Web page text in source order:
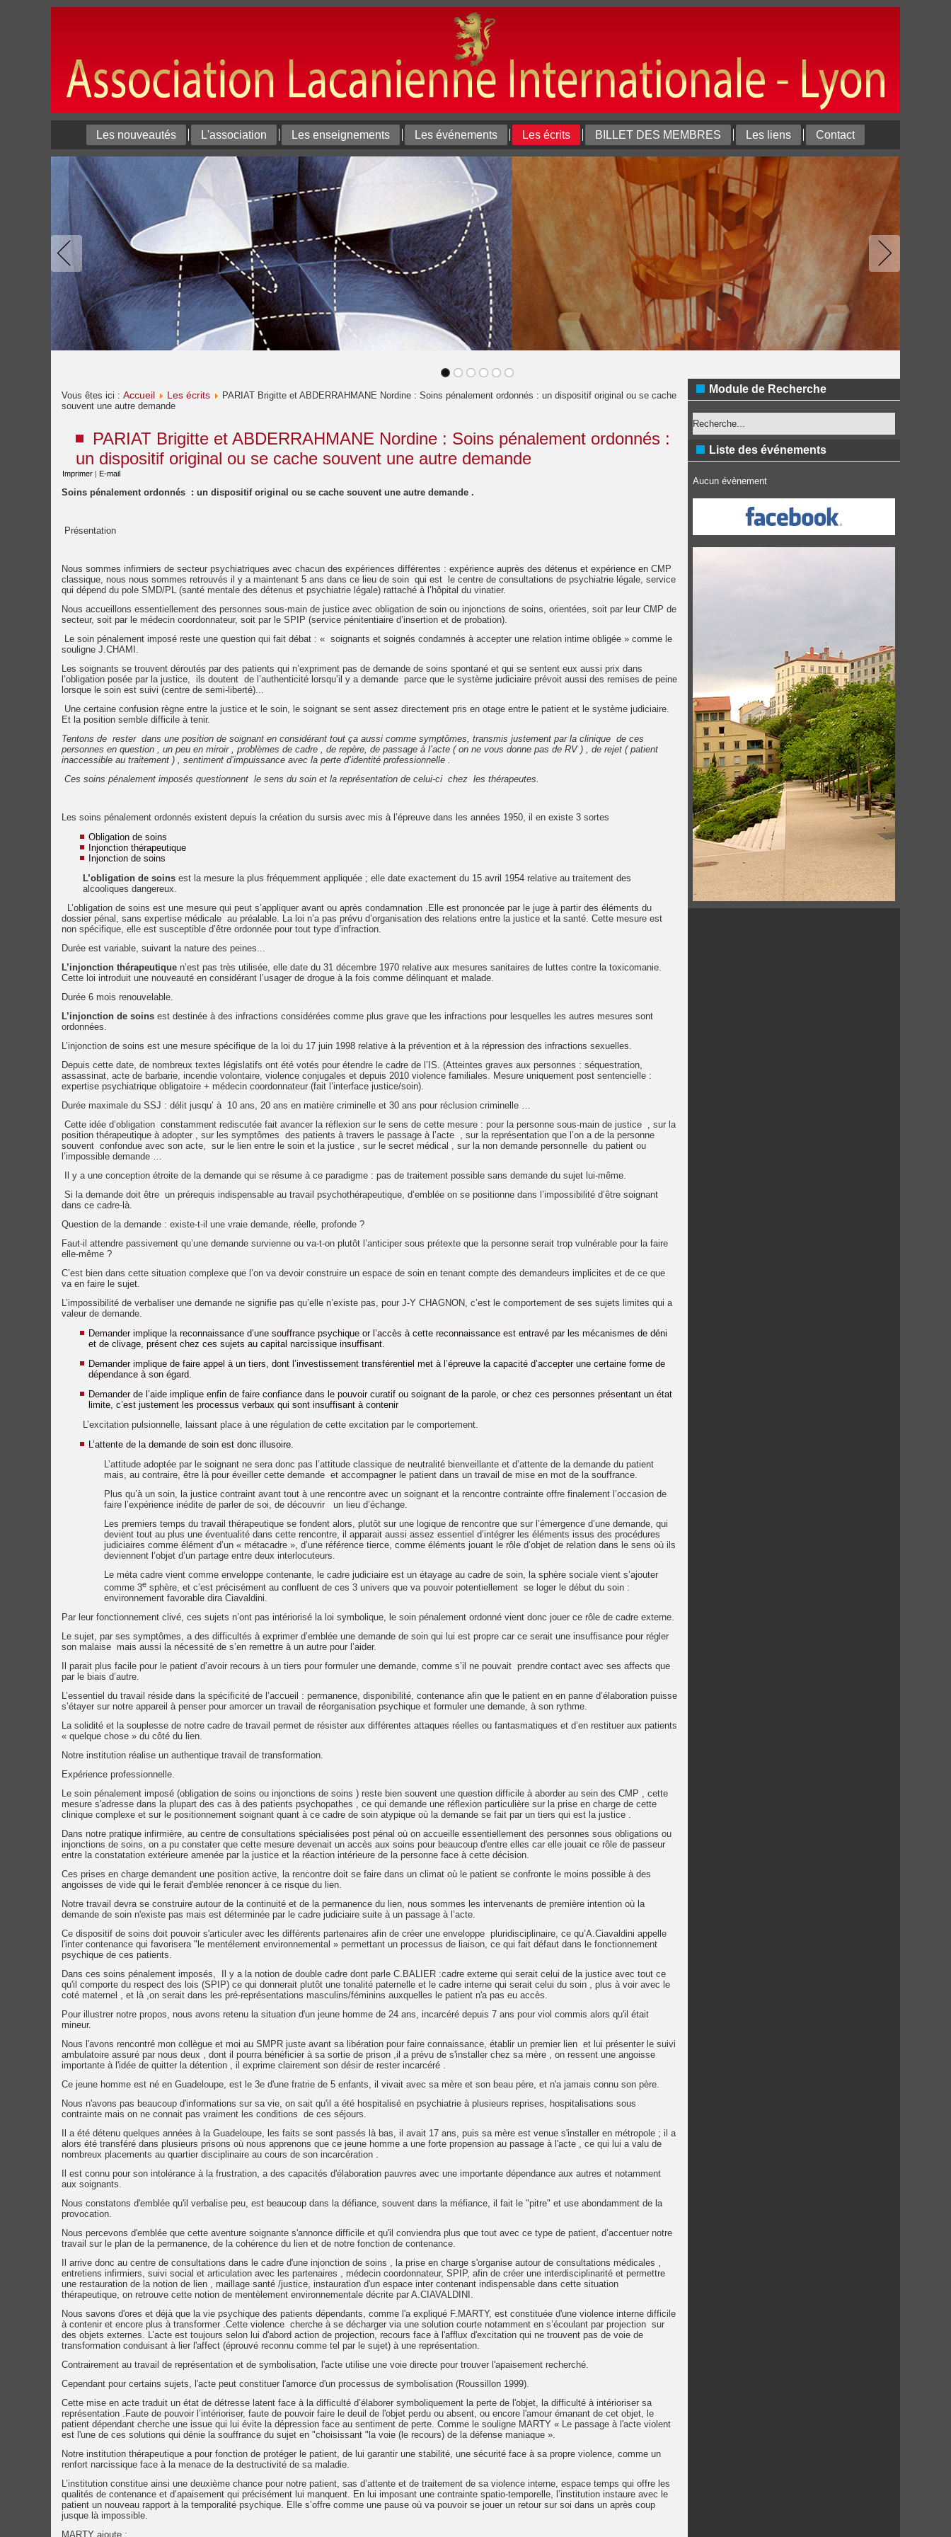
Les nouveautés L'association Les enseignements Les événements Les écrits BILLET DES MEMBRES Les liens Contact
Vous êtes ici : Accueil Les écrits
PARIAT Brigitte et ABDERRAHMANE Nordine : Soins pénalement ordonnés : un dispositif original ou se cache
souvent une autre demande
PARIAT Brigitte et ABDERRAHMANE Nordine : Soins pénalement ordonnés :
un dispositif original ou se cache souvent une autre demande
Imprimer | E-mail
Soins pénalement ordonnés : un dispositif original ou se cache souvent une autre demande .
Présentation
Nous sommes infirmiers de secteur psychiatriques avec chacun des expériences différentes : expérience auprès des détenus et expérience en CMP
classique, nous nous sommes retrouvés il y a maintenant 5 ans dans ce lieu de soin qui est le centre de consultations de psychiatrie légale, service
qui dépend du pole SMD/PL (santé mentale des détenus et psychiatrie légale) rattaché à l’hôpital du vinatier.
Nous accueillons essentiellement des personnes sous-main de justice avec obligation de soin ou injonctions de soins, orientées, soit par leur CMP de
secteur, soit par le médecin coordonnateur, soit par le SPIP (service pénitentiaire d’insertion et de probation).
Le soin pénalement imposé reste une question qui fait débat : « soignants et soignés condamnés à accepter une relation intime obligée » comme le
souligne J.CHAMI.
Les soignants se trouvent déroutés par des patients qui n’expriment pas de demande de soins spontané et qui se sentent eux aussi prix dans
l’obligation posée par la justice, ils doutent de l’authenticité lorsqu’il y a demande parce que le système judiciaire prévoit aussi des remises de peine
lorsque le soin est suivi (centre de semi-liberté)...
Une certaine confusion règne entre la justice et le soin, le soignant se sent assez directement pris en otage entre le patient et le système judiciaire.
Et la position semble difficile à tenir.
Tentons de rester dans une position de soignant en considérant tout ça aussi comme symptômes, transmis justement par la clinique de ces
personnes en question , un peu en miroir , problèmes de cadre , de repère, de passage à l’acte ( on ne vous donne pas de RV ) , de rejet ( patient
inaccessible au traitement ) , sentiment d’impuissance avec la perte d’identité professionnelle .
Ces soins pénalement imposés questionnent le sens du soin et la représentation de celui-ci chez les thérapeutes.
Les soins pénalement ordonnés existent depuis la création du sursis avec mis à l’épreuve dans les années 1950, il en existe 3 sortes
Obligation de soins
Injonction thérapeutique
Injonction de soins
L’obligation de soins est la mesure la plus fréquemment appliquée ; elle date exactement du 15 avril 1954 relative au traitement des
alcooliques dangereux.
L’obligation de soins est une mesure qui peut s’appliquer avant ou après condamnation .Elle est prononcée par le juge à partir des éléments du
dossier pénal, sans expertise médicale au préalable. La loi n’a pas prévu d’organisation des relations entre la justice et la santé. Cette mesure est
non spécifique, elle est susceptible d’être ordonnée pour tout type d’infraction.
Durée est variable, suivant la nature des peines...
L’injonction thérapeutique n’est pas très utilisée, elle date du 31 décembre 1970 relative aux mesures sanitaires de luttes contre la toxicomanie.
Cette loi introduit une nouveauté en considérant l’usager de drogue à la fois comme délinquant et malade.
Durée 6 mois renouvelable.
L’injonction de soins est destinée à des infractions considérées comme plus grave que les infractions pour lesquelles les autres mesures sont
ordonnées.
L’injonction de soins est une mesure spécifique de la loi du 17 juin 1998 relative à la prévention et à la répression des infractions sexuelles.
Depuis cette date, de nombreux textes législatifs ont été votés pour étendre le cadre de l’IS. (Atteintes graves aux personnes : séquestration,
assassinat, acte de barbarie, incendie volontaire, violence conjugales et depuis 2010 violence familiales. Mesure uniquement post sentencielle :
expertise psychiatrique obligatoire + médecin coordonnateur (fait l’interface justice/soin).
Durée maximale du SSJ : délit jusqu’ à 10 ans, 20 ans en matière criminelle et 30 ans pour réclusion criminelle …
Cette idée d’obligation constamment rediscutée fait avancer la réflexion sur le sens de cette mesure : pour la personne sous-main de justice , sur la
position thérapeutique à adopter , sur les symptômes des patients à travers le passage à l’acte , sur la représentation que l’on a de la personne
souvent confondue avec son acte, sur le lien entre le soin et la justice , sur le secret médical , sur la non demande personnelle du patient ou
l’impossible demande …
Il y a une conception étroite de la demande qui se résume à ce paradigme : pas de traitement possible sans demande du sujet lui-même.
Si la demande doit être un prérequis indispensable au travail psychothérapeutique, d’emblée on se positionne dans l’impossibilité d’être soignant
dans ce cadre-là.
Question de la demande : existe-t-il une vraie demande, réelle, profonde ?
Faut-il attendre passivement qu’une demande survienne ou va-t-on plutôt l’anticiper sous prétexte que la personne serait trop vulnérable pour la faire
elle-même ?
C’est bien dans cette situation complexe que l’on va devoir construire un espace de soin en tenant compte des demandeurs implicites et de ce que
va en faire le sujet.
L’impossibilité de verbaliser une demande ne signifie pas qu’elle n’existe pas, pour J-Y CHAGNON, c’est le comportement de ses sujets limites qui a
valeur de demande.
Demander implique la reconnaissance d’une souffrance psychique or l’accès à cette reconnaissance est entravé par les mécanismes de déni
et de clivage, présent chez ces sujets au capital narcissique insuffisant.
Demander implique de faire appel à un tiers, dont l’investissement transférentiel met à l’épreuve la capacité d’accepter une certaine forme de
dépendance à son égard.
Demander de l’aide implique enfin de faire confiance dans le pouvoir curatif ou soignant de la parole, or chez ces personnes présentant un état
limite, c’est justement les processus verbaux qui sont insuffisant à contenir
L’excitation pulsionnelle, laissant place à une régulation de cette excitation par le comportement.
L’attente de la demande de soin est donc illusoire.
L’attitude adoptée par le soignant ne sera donc pas l’attitude classique de neutralité bienveillante et d’attente de la demande du patient
mais, au contraire, être là pour éveiller cette demande et accompagner le patient dans un travail de mise en mot de la souffrance.
Plus qu’à un soin, la justice contraint avant tout à une rencontre avec un soignant et la rencontre contrainte offre finalement l’occasion de
faire l’expérience inédite de parler de soi, de découvrir un lieu d’échange.
Les premiers temps du travail thérapeutique se fondent alors, plutôt sur une logique de rencontre que sur l’émergence d’une demande, qui
devient tout au plus une éventualité dans cette rencontre, il apparait aussi assez essentiel d’intégrer les éléments issus des procédures
judiciaires comme élément d’un « métacadre », d’une référence tierce, comme éléments jouant le rôle d’objet de relation dans le sens où ils
deviennent l’objet d’un partage entre deux interlocuteurs.
Le méta cadre vient comme enveloppe contenante, le cadre judiciaire est un étayage au cadre de soin, la sphère sociale vient s’ajouter
comme 3e sphère, et c’est précisément au confluent de ces 3 univers que va pouvoir potentiellement se loger le début du soin :
environnement favorable dira Ciavaldini.
Par leur fonctionnement clivé, ces sujets n’ont pas intériorisé la loi symbolique, le soin pénalement ordonné vient donc jouer ce rôle de cadre externe.
Le sujet, par ses symptômes, a des difficultés à exprimer d’emblée une demande de soin qui lui est propre car ce serait une insuffisance pour régler
son malaise mais aussi la nécessité de s’en remettre à un autre pour l’aider.
Il parait plus facile pour le patient d’avoir recours à un tiers pour formuler une demande, comme s’il ne pouvait prendre contact avec ses affects que
par le biais d’autre.
L’essentiel du travail réside dans la spécificité de l’accueil : permanence, disponibilité, contenance afin que le patient en en panne d’élaboration puisse
s’étayer sur notre appareil à penser pour amorcer un travail de réorganisation psychique et formuler une demande, à son rythme.
La solidité et la souplesse de notre cadre de travail permet de résister aux différentes attaques réelles ou fantasmatiques et d’en restituer aux patients
« quelque chose » du côté du lien.
Notre institution réalise un authentique travail de transformation.
Expérience professionnelle.
Le soin pénalement imposé (obligation de soins ou injonctions de soins ) reste bien souvent une question difficile à aborder au sein des CMP , cette
mesure s'adresse dans la plupart des cas à des patients psychopathes , ce qui demande une réflexion particulière sur la prise en charge de cette
clinique complexe et sur le positionnement soignant quant à ce cadre de soin atypique où la demande se fait par un tiers qui est la justice .
Dans notre pratique infirmière, au centre de consultations spécialisées post pénal où on accueille essentiellement des personnes sous obligations ou
injonctions de soins, on a pu constater que cette mesure devenait un accès aux soins pour beaucoup d'entre elles car elle jouait ce rôle de passeur
entre la constatation extérieure amenée par la justice et la réaction intérieure de la personne face à cette décision.
Ces prises en charge demandent une position active, la rencontre doit se faire dans un climat où le patient se confronte le moins possible à des
angoisses de vide qui le ferait d'emblée renoncer à ce risque du lien.
Notre travail devra se construire autour de la continuité et de la permanence du lien, nous sommes les intervenants de première intention où la
demande de soin n'existe pas mais est déterminée par le cadre judiciaire suite à un passage à l’acte.
Ce dispositif de soins doit pouvoir s'articuler avec les différents partenaires afin de créer une enveloppe pluridisciplinaire, ce qu’A.Ciavaldini appelle
l'inter contenance qui favorisera "le mentélement environnemental » permettant un processus de liaison, ce qui fait défaut dans le fonctionnement
psychique de ces patients.
Dans ces soins pénalement imposés, Il y a la notion de double cadre dont parle C.BALIER :cadre externe qui serait celui de la justice avec tout ce
qu'il comporte du respect des lois (SPIP) ce qui donnerait plutôt une tonalité paternelle et le cadre interne qui serait celui du soin , plus à voir avec le
coté maternel , et là ,on serait dans les pré-représentations masculins/féminins auxquelles le patient n'a pas eu accès.
Pour illustrer notre propos, nous avons retenu la situation d'un jeune homme de 24 ans, incarcéré depuis 7 ans pour viol commis alors qu'il était
mineur.
Nous l'avons rencontré mon collègue et moi au SMPR juste avant sa libération pour faire connaissance, établir un premier lien et lui présenter le suivi
ambulatoire assuré par nous deux , dont il pourra bénéficier à sa sortie de prison ,il a prévu de s'installer chez sa mère , on ressent une angoisse
importante à l'idée de quitter la détention , il exprime clairement son désir de rester incarcéré .
Ce jeune homme est né en Guadeloupe, est le 3e d'une fratrie de 5 enfants, il vivait avec sa mère et son beau père, et n'a jamais connu son père.
Nous n'avons pas beaucoup d'informations sur sa vie, on sait qu'il a été hospitalisé en psychiatrie à plusieurs reprises, hospitalisations sous
contrainte mais on ne connait pas vraiment les conditions de ces séjours.
Il a été détenu quelques années à la Guadeloupe, les faits se sont passés là bas, il avait 17 ans, puis sa mère est venue s'installer en métropole ; il a
alors été transféré dans plusieurs prisons où nous apprenons que ce jeune homme a une forte propension au passage à l'acte , ce qui lui a valu de
nombreux placements au quartier disciplinaire au cours de son incarcération .
Il est connu pour son intolérance à la frustration, a des capacités d'élaboration pauvres avec une importante dépendance aux autres et notamment
aux soignants.
Nous constatons d'emblée qu'il verbalise peu, est beaucoup dans la défiance, souvent dans la méfiance, il fait le "pitre" et use abondamment de la
provocation.
Nous percevons d'emblée que cette aventure soignante s'annonce difficile et qu'il conviendra plus que tout avec ce type de patient, d’accentuer notre
travail sur le plan de la permanence, de la cohérence du lien et de notre fonction de contenance.
Il arrive donc au centre de consultations dans le cadre d'une injonction de soins , la prise en charge s'organise autour de consultations médicales ,
entretiens infirmiers, suivi social et articulation avec les partenaires , médecin coordonnateur, SPIP, afin de créer une interdisciplinarité et permettre
une restauration de la notion de lien , maillage santé /justice, instauration d'un espace inter contenant indispensable dans cette situation
thérapeutique, on retrouve cette notion de mentèlement environnementale décrite par A.CIAVALDINI.
Nous savons d'ores et déjà que la vie psychique des patients dépendants, comme l'a expliqué F.MARTY, est constituée d'une violence interne difficile
à contenir et encore plus à transformer .Cette violence cherche à se décharger via une solution courte notamment en s’écoulant par projection sur
des objets externes. L’acte est toujours selon lui d'abord action de projection, recours face à l'afflux d'excitation qui ne trouvent pas de voie de
transformation conduisant à lier l'affect (éprouvé reconnu comme tel par le sujet) à une représentation.
Contrairement au travail de représentation et de symbolisation, l'acte utilise une voie directe pour trouver l'apaisement recherché.
Cependant pour certains sujets, l'acte peut constituer l'amorce d'un processus de symbolisation (Roussillon 1999).
Cette mise en acte traduit un état de détresse latent face à la difficulté d’élaborer symboliquement la perte de l'objet, la difficulté à intérioriser sa
représentation .Faute de pouvoir l’intérioriser, faute de pouvoir faire le deuil de l'objet perdu ou absent, ou encore l'amour émanant de cet objet, le
patient dépendant cherche une issue qui lui évite la dépression face au sentiment de perte. Comme le souligne MARTY « Le passage à l'acte violent
est l'une de ces solutions qui dénie la souffrance du sujet en "choisissant "la voie (le recours) de la défense maniaque ».
Notre institution thérapeutique a pour fonction de protéger le patient, de lui garantir une stabilité, une sécurité face à sa propre violence, comme un
renfort narcissique face à la menace de la destructivité de sa maladie.
L’institution constitue ainsi une deuxième chance pour notre patient, sas d’attente et de traitement de sa violence interne, espace temps qui offre les
qualités de contenance et d’apaisement qui précisément lui manquent. En lui imposant une contrainte spatio-temporelle, l’institution instaure avec le
patient un nouveau rapport à la temporalité psychique. Elle s’offre comme une pause où va pouvoir se jouer un retour sur soi dans un après coup
jusque là impossible.
MARTY ajoute :
Module de Recherche
Liste des événements
Aucun évènement